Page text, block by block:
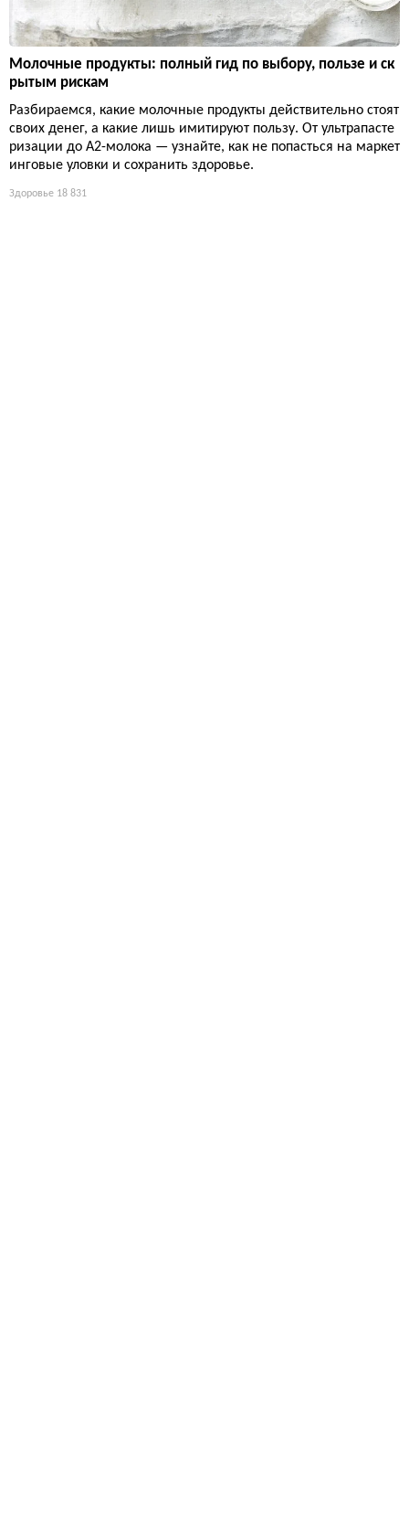
Молочные продукты: полный гид по выбору, пользе и ск
рытым рискам
Разбираемся, какие молочные продукты действительно стоят
своих денег, а какие лишь имитируют пользу. От ультрапасте
ризации до А2-молока — узнайте, как не попасться на маркет
инговые уловки и сохранить здоровье.
Здоровье 18 831